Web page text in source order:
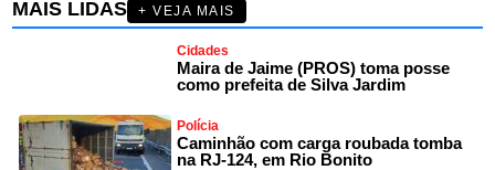
MAIS LIDAS + VEJA MAIS
Cidades
Maira de Jaime (PROS) toma posse
como prefeita de Silva Jardim
Polícia
Caminhão com carga roubada tomba
na RJ-124, em Rio Bonito